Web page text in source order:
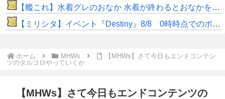
【艦これ】水着グレのおなか 水着が終わるとおなかを隠してしまうから今のうちに堪能しておく 他
【ミリシタ】イベント『Destiny』8/8 0時時点でのポイント、ハイスコアのボーダー
ホーム MHWs
【MHWs】さて今日もエンドコンテン
ツのタルコロやっていくか
【MHWs】さて今日もエンドコンテンツの